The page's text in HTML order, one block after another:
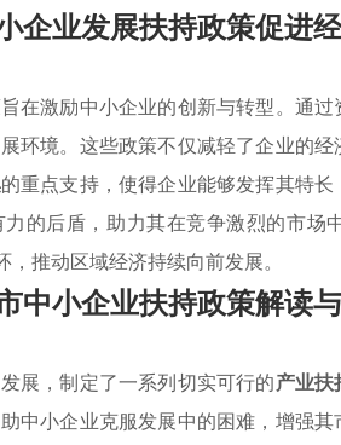
企业发展扶持政策促进
在激励中小企业的创新与转型。通
环境。这些政策不仅减轻了企业的
的重点支持，使得企业能够发挥其特
力的后盾，助力其在竞争激烈的市
推动区域经济持续向前发展。
中小企业扶持政策解读
展，制定了一系列切实可行的产业扶
中小企业克服发展中的困难，增强